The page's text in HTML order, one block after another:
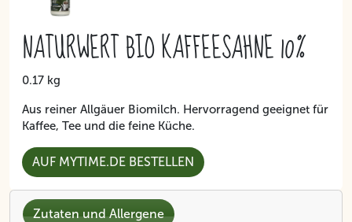
NATURWERT BIO KAFFEESAHNE 10%
0.17 kg
Aus reiner Allgäuer Biomilch. Hervorragend geeignet für
Kaffee, Tee und die feine Küche.
AUF MYTIME.DE BESTELLEN
Zutaten und Allergene